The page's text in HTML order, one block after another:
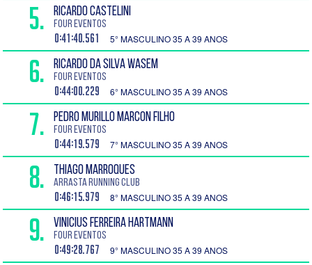
5. RICARDO CASTELINI
Four Eventos
0:41:40.561 5° MASCULINO 35 A 39 ANOS
6. RICARDO DA SILVA WASEM
Four Eventos
0:44:00.229 6° MASCULINO 35 A 39 ANOS
7. PEDRO MURILLO MARCON FILHO
Four Eventos
0:44:19.579 7° MASCULINO 35 A 39 ANOS
8. THIAGO MARROQUES
ARRASTA RUNNING CLUB
0:46:15.979 8° MASCULINO 35 A 39 ANOS
9. VINICIUS FERREIRA HARTMANN
Four Eventos
0:49:28.767 9° MASCULINO 35 A 39 ANOS